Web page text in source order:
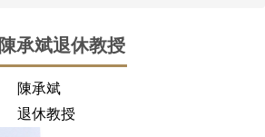
陳承斌退休教授
陳承斌
退休教授